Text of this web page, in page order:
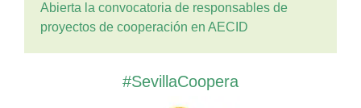
Abierta la convocatoria de responsables de
proyectos de cooperación en AECID
#SevillaCoopera